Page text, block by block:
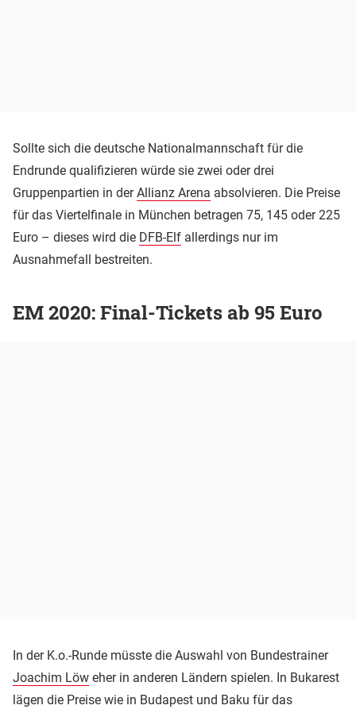
Sollte sich die deutsche Nationalmannschaft für die
Endrunde qualifizieren würde sie zwei oder drei
Gruppenpartien in derAllianz Arena absolvieren. Die Preise
für das Viertelfinale in München betragen 75, 145 oder 225
Euro – dieses wird die DFB-Elf allerdings nur im
Ausnahmefall bestreiten.
EM 2020: Final-Tickets ab 95 Euro
In der K.o.-Runde müsste die Auswahl von Bundestrainer
Joachim Löw eher in anderen Ländern spielen. In Bukarest
lägen die Preise wie in Budapest und Baku für das